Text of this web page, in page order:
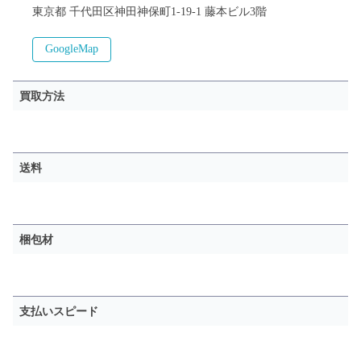
東京都 千代田区神田神保町1-19-1 藤本ビル3階
GoogleMap
買取方法
送料
梱包材
支払いスピード